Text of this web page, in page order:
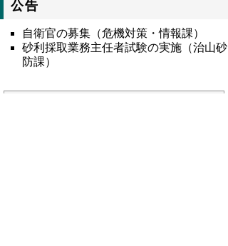
公告
自衛官の募集（危機対策・情報課）
砂利採取業務主任者試験の実施（治山砂
防課）